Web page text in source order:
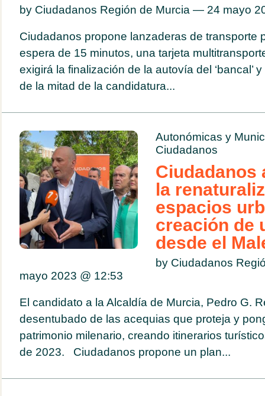
by Ciudadanos Región de Murcia — 24 mayo
Ciudadanos propone lanzaderas de transporte
espera de 15 minutos, una tarjeta
exigirá la finalización de la autovía del ‘bancal’
de la mitad de la candidatura...
Autonómicas y
Ciudadanos
Ciudadanos
la
espacios
creación de
desde el
by Ciudadanos
mayo 2023 @ 12:53
El candidato a la Alcaldía de Murcia, Pedro G.
desentubado de las acequias que proteja y
patrimonio milenario, creando itinerarios
de 2023. Ciudadanos propone un plan...